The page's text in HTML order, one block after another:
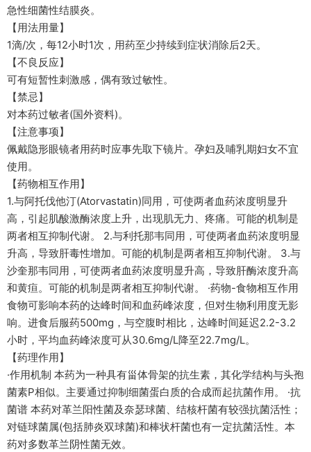
急性细菌性结膜炎。
【用法用量】
1滴/次，每12小时1次，用药至少持续到症状消除后2天。
【不良反应】
可有短暂性刺激感，偶有致过敏性。
【禁忌】
对本药过敏者(国外资料)。
【注意事项】
佩戴隐形眼镜者用药时应事先取下镜片。孕妇及哺乳期妇女不宜
使用。
【药物相互作用】
1.与阿托伐他汀(Atorvastatin)同用，可使两者血药浓度明显升
高，引起肌酸激酶浓度上升，出现肌无力、疼痛。可能的机制是
两者相互抑制代谢。 2.与利托那韦同用，可使两者血药浓度明显
升高，导致肝毒性增加。可能的机制是两者相互抑制代谢。 3.与
沙奎那韦同用，可使两者血药浓度明显升高，导致肝酶浓度升高
和黄疸。可能的机制是两者相互抑制代谢。 ·药物-食物相互作用
食物可影响本药的达峰时间和血药峰浓度，但对生物利用度无影
响。进食后服药500mg，与空腹时相比，达峰时间延迟2.2-3.2
小时，平均血药峰浓度可从30.6mg/L降至22.7mg/L。
【药理作用】
·作用机制 本药为一种具有甾体骨架的抗生素，其化学结构与头孢
菌素P相似。主要通过抑制细菌蛋白质的合成而起抗菌作用。 ·抗
菌谱 本药对革兰阳性菌及奈瑟球菌、结核杆菌有较强抗菌活性；
对链球菌属(包括肺炎双球菌)和棒状杆菌也有一定抗菌活性。本
药对多数革兰阴性菌无效。